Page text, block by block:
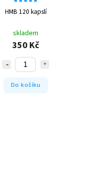
HMB 120 kapslí
skladem
350 Kč
Do košíku